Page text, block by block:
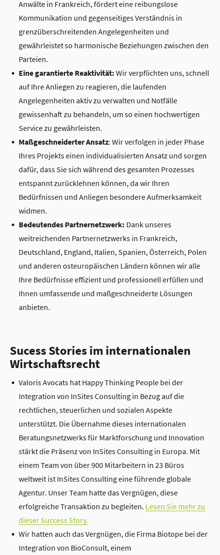
Anwälte in Frankreich, fördert eine reibungslose
Kommunikation und gegenseitiges Verständnis in
grenzüberschreitenden Angelegenheiten und
gewährleistet so harmonische Beziehungen zwischen den
Parteien.
Eine garantierte Reaktivität: Wir verpflichten uns, schnell
auf Ihre Anliegen zu reagieren, die laufenden
Angelegenheiten aktiv zu verwalten und Notfälle
gewissenhaft zu behandeln, um so einen hochwertigen
Service zu gewährleisten.
Maßgeschneiderter Ansatz: Wir verfolgen in jeder Phase
Ihres Projekts einen individualisierten Ansatz und sorgen
dafür, dass Sie sich während des gesamten Prozesses
entspannt zurücklehnen können, da wir Ihren
Bedürfnissen und Anliegen besondere Aufmerksamkeit
widmen.
Bedeutendes Partnernetzwerk: Dank unseres
weitreichenden Partnernetzwerks in Frankreich,
Deutschland, England, Italien, Spanien, Österreich, Polen
und anderen osteuropäischen Ländern können wir alle
Ihre Bedürfnisse effizient und professionell erfüllen und
Ihnen umfassende und maßgeschneiderte Lösungen
anbieten.
Sucess Stories im internationalen
Wirtschaftsrecht
Valoris Avocats hat Happy Thinking People bei der
Integration von InSites Consulting in Bezug auf die
rechtlichen, steuerlichen und sozialen Aspekte
unterstützt. Die Übernahme dieses internationalen
Beratungsnetzwerks für Marktforschung und Innovation
stärkt die Präsenz von InSites Consulting in Europa. Mit
einem Team von über 900 Mitarbeitern in 23 Büros
weltweit ist InSites Consulting eine führende globale
Agentur. Unser Team hatte das Vergnügen, diese
erfolgreiche Transaktion zu begleiten. Lesen Sie mehr zu
dieser Success Story.
Wir hatten auch das Vergnügen, die Firma Biotope bei der
Integration von BioConsult, einem